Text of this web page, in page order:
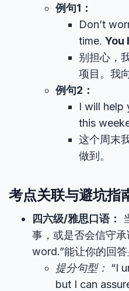
例句1：
Don’t
time. You
别担心，
项目。我
例句2：
I will help
this
这个周末
做到。
考点关联与避坑指
四六级/雅思口语：
事，或是否会信守
word.”能让你的回答
提分句型： “I
but I can